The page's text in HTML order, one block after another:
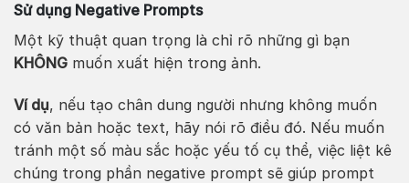
Sử dụng Negative Prompts
Một kỹ thuật quan trọng là chỉ rõ những gì bạn
KHÔNGmuốn xuất hiện trong ảnh.
Ví dụ, nếu tạo chân dung người nhưng không muốn
có văn bản hoặc text, hãy nói rõ điều đó. Nếu muốn
tránh một số màu sắc hoặc yếu tố cụ thể, việc liệt kê
chúng trong phần negative prompt sẽ giúp prompt